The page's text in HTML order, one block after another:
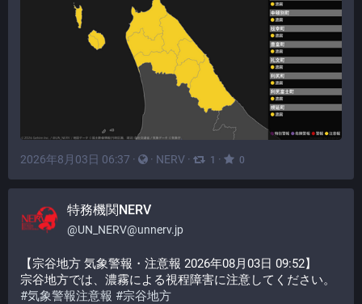
2026年8月03日 06:37 · · NERV · 1 · 0
特務機関NERV
@UN_NERV@unnerv.jp
【宗谷地方 気象警報・注意報 2026年08月03日 09:52】
宗谷地方では、濃霧による視程障害に注意してください。
#気象警報注意報 #宗谷地方